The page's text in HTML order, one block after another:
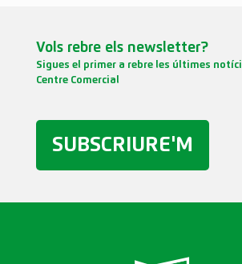
Vols rebre els newsletter?
Sigues el primer a rebre les últimes
Centre Comercial
SUBSCRIURE'M